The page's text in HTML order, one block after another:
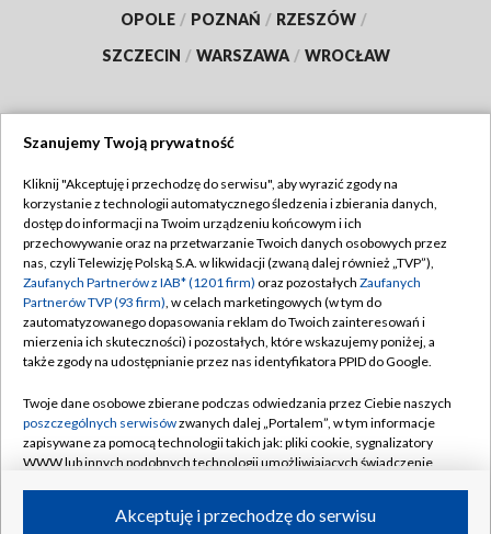
OPOLE / POZNAŃ / RZESZÓW /
SZCZECIN / WARSZAWA / WROCŁAW
TVP
Abonament TVP
Emisja w TVP
Centrum informacji TVP
Naziemna Telewizja Cyfrowa
Rada Programowa
System NOS
Informacje o nadawcy
Program dla prasy
Regulamin TVP
Polityka prywatności
Moje zgody
Pomoc
Kontakt
Kanały
Szanujemy Twoją prywatność
Kliknij "Akceptuję i przechodzę do serwisu", aby wyrazić zgody na
korzystanie z technologii automatycznego śledzenia i zbierania danych,
dostęp do informacji na Twoim urządzeniu końcowym i ich
przechowywanie oraz na przetwarzanie Twoich danych osobowych przez
nas, czyli Telewizję Polską S.A. w likwidacji (zwaną dalej również „TVP”),
Zaufanych Partnerów z IAB* (1201 firm) oraz pozostałych Zaufanych
Partnerów TVP (93 firm), w celach marketingowych (w tym do
zautomatyzowanego dopasowania reklam do Twoich zainteresowań i
mierzenia ich skuteczności) i pozostałych, które wskazujemy poniżej, a
także zgody na udostępnianie przez nas identyfikatora PPID do Google.
Twoje dane osobowe zbierane podczas odwiedzania przez Ciebie naszych
poszczególnych serwisówzwanych dalej „Portalem”, w tym informacje
zapisywane za pomocą technologii takich jak: pliki cookie, sygnalizatory
WWW lub innych podobnych technologii umożliwiających świadczenie
ruchu w Internecie.Akceptuję i przechodzę do serwisu